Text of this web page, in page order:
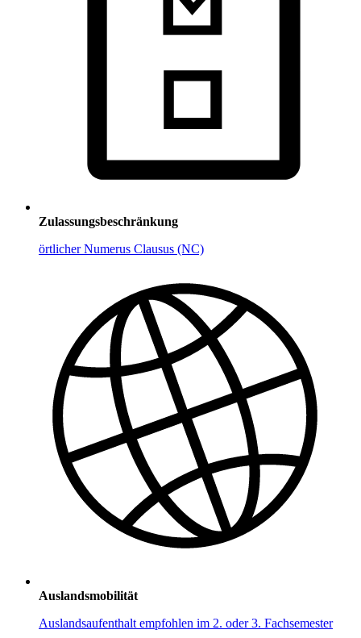
Zulassungsbeschränkung
örtlicher Numerus Clausus (NC)
Auslandsmobilität
Auslandsaufenthalt empfohlen im 2. oder 3. Fachsemester